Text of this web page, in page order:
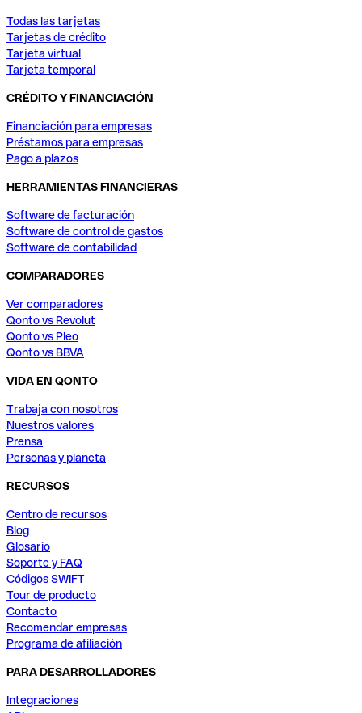
Todas las tarjetas
Tarjetas de crédito
Tarjeta virtual
Tarjeta temporal
CRÉDITO Y FINANCIACIÓN
Financiación para empresas
Préstamos para empresas
Pago a plazos
HERRAMIENTAS FINANCIERAS
Software de facturación
Software de control de gastos
Software de contabilidad
COMPARADORES
Ver comparadores
Qonto vs Revolut
Qonto vs Pleo
Qonto vs BBVA
VIDA EN QONTO
Trabaja con nosotros
Nuestros valores
Prensa
Personas y planeta
RECURSOS
Centro de recursos
Blog
Glosario
Soporte y FAQ
Códigos SWIFT
Tour de producto
Contacto
Recomendar empresas
Programa de afiliación
PARA DESARROLLADORES
Integraciones